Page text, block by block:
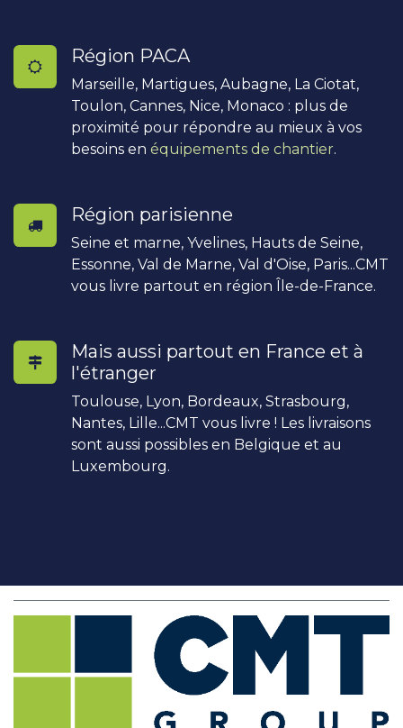
Région PACA
Marseille, Martigues, Aubagne, La Ciotat,
Toulon, Cannes, Nice, Monaco : plus de
proximité pour répondre au mieux à vos
besoins en équipements de chantier.
Région parisienne
Seine et marne, Yvelines, Hauts de Seine,
Essonne, Val de Marne, Val d'Oise, Paris...CMT
vous livre partout en région Île-de-France.
Mais aussi partout en France et à
l'étranger
Toulouse, Lyon, Bordeaux, Strasbourg,
Nantes, Lille...CMT vous livre ! Les livraisons
sont aussi possibles en Belgique et au
Luxembourg.